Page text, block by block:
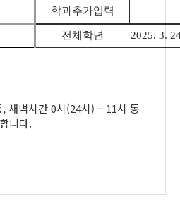
학과추가입력
전체학년 2025. 3.
, 새벽시간0시(24시) – 11시 동
니다.